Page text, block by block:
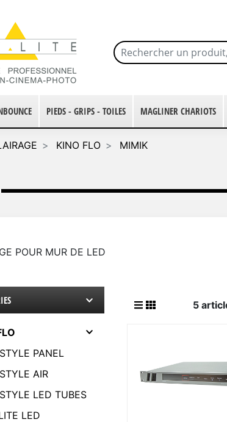
PIEDS - GRIPS - TOILES MAGLINER CHARIOTS
KINO FLO MIMIK
POUR MUR DE LED
PANEL
AIR
LED TUBES
LED
5